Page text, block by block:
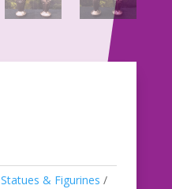
Statues & Figurines